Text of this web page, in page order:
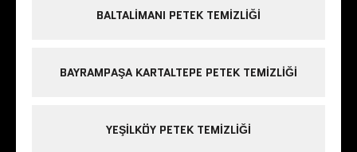
BALTALIMANI PETEK TEMIZLIĞI
BAYRAMPAŞA KARTALTEPE PETEK TEMIZLIĞI
YEŞILKÖY PETEK TEMIZLIĞI